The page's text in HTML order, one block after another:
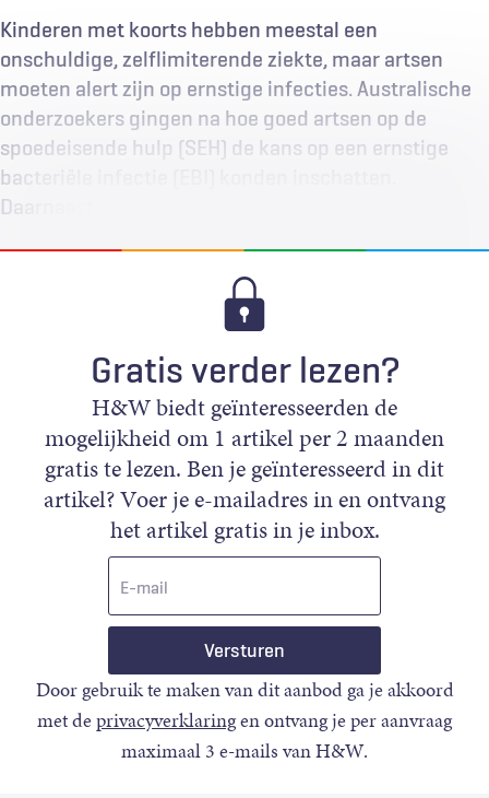
Kinderen met koorts hebben meestal een
onschuldige, zelflimiterende ziekte, maar artsen
moeten alert zijn op ernstige infecties. Australische
onderzoekers gingen na hoe goed artsen op de
spoedeisende hulp (SEH) de kans op een ernstige
bacteriële infectie (EBI) konden inschatten.
Daarnaast…
Gratis verder lezen?
H&W biedt geïnteresseerden de
mogelijkheid om 1 artikel per 2 maanden
gratis te lezen. Ben je geïnteresseerd in dit
artikel? Voer je e-mailadres in en ontvang
het artikel gratis in je inbox.
Door gebruik te maken van dit aanbod ga je akkoord
met deprivacyverklaringen ontvang je per aanvraag
maximaal 3 e-mails van H&W.